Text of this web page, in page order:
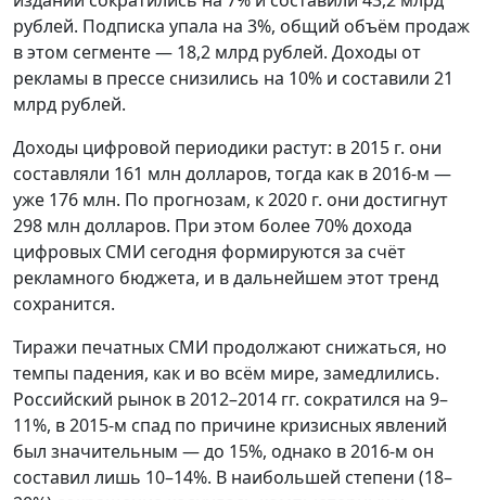
рублей. Подписка упала на 3%, общий объём продаж
в этом сегменте — 18,2 млрд рублей. Доходы от
рекламы в прессе снизились на 10% и составили 21
млрд рублей.
Доходы цифровой периодики растут: в 2015 г. они
составляли 161 млн долларов, тогда как в 2016-м —
уже 176 млн. По прогнозам, к 2020 г. они достигнут
298 млн долларов. При этом более 70% дохода
цифровых СМИ сегодня формируются за счёт
рекламного бюджета, и в дальнейшем этот тренд
сохранится.
Тиражи печатных СМИ продолжают снижаться, но
темпы падения, как и во всём мире, замедлились.
Российский рынок в 2012–2014 гг. сократился на 9–
11%, в 2015-м спад по причине кризисных явлений
был значительным — до 15%, однако в 2016-м он
составил лишь 10–14%. В наибольшей степени (18–